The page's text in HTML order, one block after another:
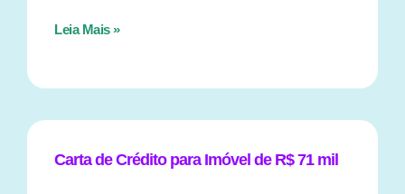
Leia Mais »
Carta de Crédito para Imóvel de R$ 71 mil